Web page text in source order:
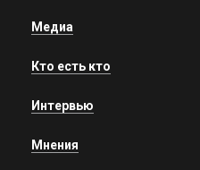
Медиа
Кто есть кто
Интервью
Мнения